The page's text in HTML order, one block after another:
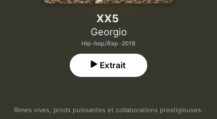
XX5
Georgio
Hip-hop/Rap · 2018
Rimes vives, prods puissantes et collaborations prestigieuses.
Extrait